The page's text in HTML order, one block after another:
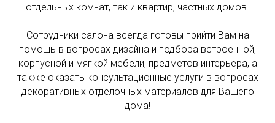
отдельных комнат, так и квартир, частных домов.
Сотрудники салона всегда готовы прийти Вам на
помощь в вопросах дизайна и подбора встроенной,
корпусной и мягкой мебели, предметов интерьера, а
также оказать консультационные услуги в вопросах
декоративных отделочных материалов для Вашего
дома!